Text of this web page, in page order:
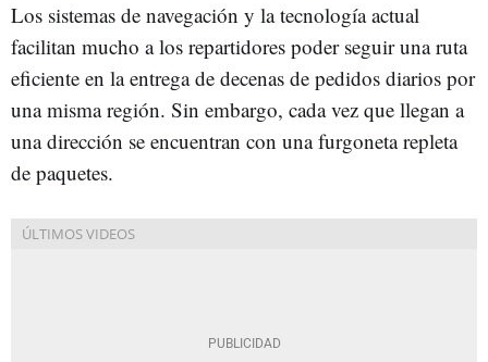
Los sistemas de navegación y la tecnología actual
facilitan mucho a los repartidores poder seguir una ruta
eficiente en la entrega de decenas de pedidos diarios por
una misma región. Sin embargo, cada vez que llegan a
una dirección se encuentran con una furgoneta repleta
de paquetes.